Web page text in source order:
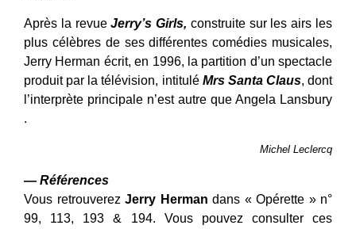
Après la revueJerry’s Girls, construite sur les airs les
plus célèbres de ses différentes comédies musicales,
Jerry Herman écrit, en 1996, la partition d’un spectacle
produit par la télévision, intitulé Mrs Santa Claus, dont
l’interprète principale n’est autre que Angela Lansbury
.
Michel Leclercq
— Références
Vous retrouverez Jerry Herman dans « Opérette » n°
99, 113, 193 & 194. Vous pouvez consulter ces